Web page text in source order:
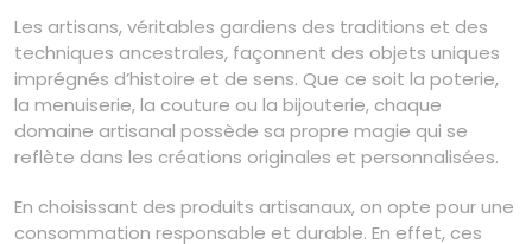
Les artisans, véritables gardiens des traditions et des
techniques ancestrales, façonnent des objets uniques
imprégnés d’histoire et de sens. Que ce soit la poterie,
la menuiserie, la couture ou la bijouterie, chaque
domaine artisanal possède sa propre magie qui se
reflète dans les créations originales et personnalisées.
En choisissant des produits artisanaux, on opte pour une
consommation responsable et durable. En effet, ces